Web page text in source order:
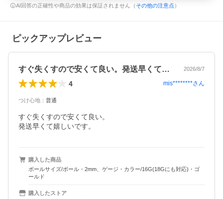
AI回答の正確性や商品の効果は保証されません（ その他の注意点 ）
ピックアップレビュー
すぐ失くすので安くて良い。発送早くて嬉… 2026/8/7
4 mis********さん
つけ心地 ： 普通
すぐ失くすので安くて良い。
発送早くて嬉しいです。
購入した商品
ボールサイズ/ボール・2mm、ゲージ・カラー/16G(18Gにも対応)・ゴ
ールド
購入したストア